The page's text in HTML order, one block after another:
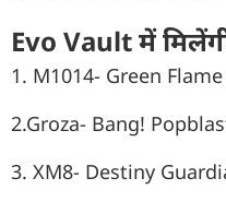
Evo Vault में
1. M1014- Green
2.Groza- Bang!
3. XM8- Destiny